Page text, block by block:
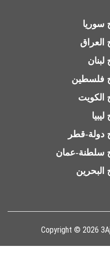
سوريا
فلسطين
الكويت
دولة-قطر
سلطنة-عمان
Copyright © 2026